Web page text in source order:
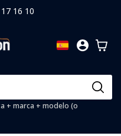
16 10
+ marca + modelo (o